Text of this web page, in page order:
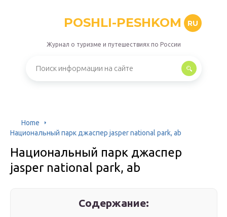
POSHLI-PESHKOM RU
Журнал о туризме и путешествиях по России
Home
Национальный парк джаспер jasper national park, ab
Национальный парк джаспер
jasper national park, ab
Содержание: